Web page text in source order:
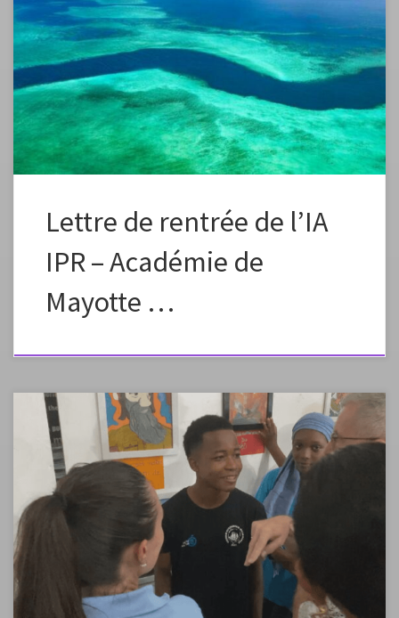
Lettre de rentrée de l’IA
IPR – Académie de
Mayotte …
L’élève de 3e expose une partie de ses œuvres à l’exposition de son
collège intitulée « Petit Prince ». A.F • Publié le 23 juin 2023 à 09h58, mis
à jour le 23 juin 2023 à 10h01 Le coup de crayon est spontané comme
automatisé. En quelques minutes, Fazade Ali Mdahoma, du haut de